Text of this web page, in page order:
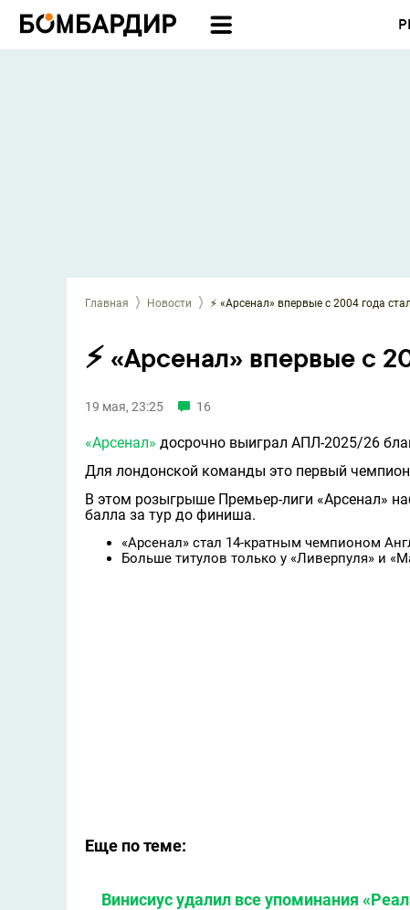
Главная Новости ⚡️ «Арсенал» впервые с 2004 года
⚡️ «Арсенал» впервые с
19 мая, 23:25 16
«Арсенал» досрочно выиграл АПЛ-2025/26
Для лондонской команды это первый
В этом розыгрыше Премьер-лиги «Арсенал»
балла за тур до финиша.
«Арсенал» стал 14-кратным чемпионом
Больше титулов только у «Ливерпуля» и
Еще по теме:
Винисиус удалил все упоминания